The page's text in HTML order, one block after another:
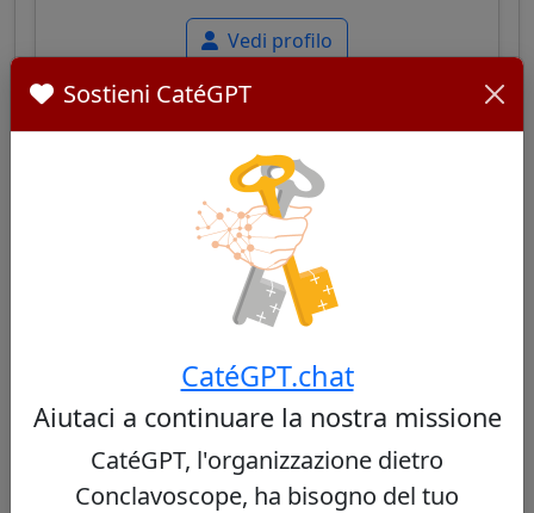
Vedi profilo
Cardinale italiano, Gran Maestro dell'Ordine
del Santo Sepolcro, ex prefetto della
Congregazione per l'Evangelizzazione dei
Popoli, noto per la sua esperienza missionaria
e diplomatica.
Sostieni CatéGPT
CatéGPT.chat
Aiutaci a continuare la nostra missione
CatéGPT, l'organizzazione dietro
Conclavoscope, ha bisogno del tuo